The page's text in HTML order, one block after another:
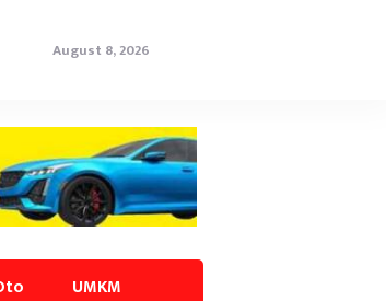
August 8, 2026
UMKM